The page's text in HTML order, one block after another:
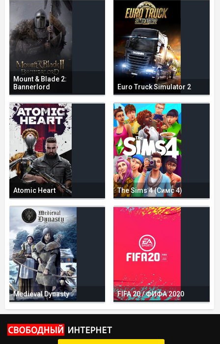
Mount & Blade 2:
Bannerlord
Euro Truck Simulator 2
Atomic Heart The Sims 4 (Симс 4)
Medieval Dynasty FIFA 20 / ФИФА 2020